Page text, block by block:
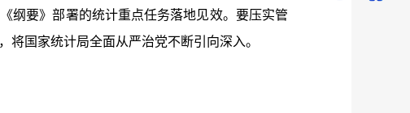
纲要》部署的统计重点任务落地见效。要压实管
国家统计局全面从严治党不断引向深入。